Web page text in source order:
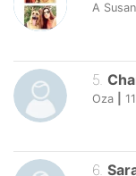
A
5
Oza 11
6